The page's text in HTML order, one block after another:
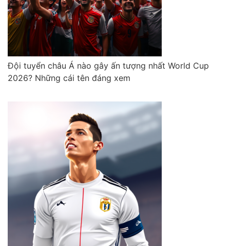
Đội tuyển châu Á nào gây ấn tượng nhất World Cup
2026? Những cái tên đáng xem